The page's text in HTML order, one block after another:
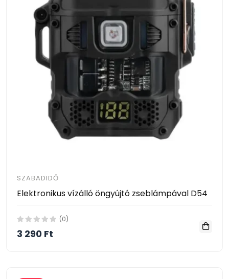
SZABADIDŐ
Elektronikus vízálló öngyújtó zseblámpával D54
(0)
3 290 Ft